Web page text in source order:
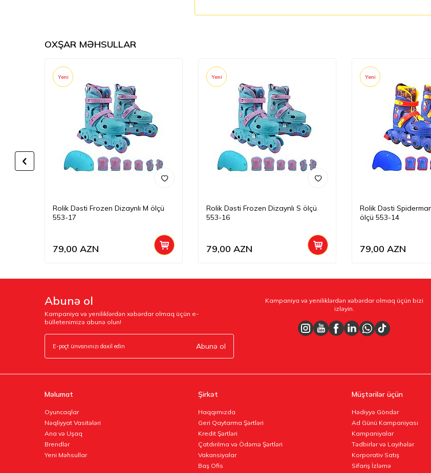
OXŞAR MƏHSULLAR
Yeni
Rolik Dəsti Frozen Dizaynlı M ölçü
553-17
79,00 AZN
Yeni
Rolik Dəsti Frozen Dizaynlı S ölçü
553-16
79,00 AZN
Yeni
Rolik Dəsti
ölçü 553-14
79,00 AZN
Abunə ol
Kampaniya və yeniliklərdən xəbərdar olmaq üçün e-
bülletenimizə abunə olun!
Abunə ol
Kampaniya və yeniliklərdən xəbərdar olmaq üçün bizi
izləyin.
Məlumat
Oyuncaqlar
Nəqliyyat Vasitələri
Ana və Uşaq
Brendlər
Yeni Məhsullar
Şirkət
Haqqımızda
Geri Qaytarma Şərtləri
Kredit Şərtləri
Çatdırılma və Ödəmə Şərtləri
Vakansiyalar
Baş Ofis
Müştərilər üçün
Hədiyyə Göndər
Ad Günü Kampaniyası
Kampaniyalar
Tədbirlər və Layihələr
Korporativ Satış
Sifariş İzləmə